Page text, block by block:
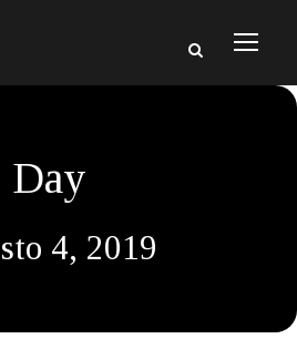
Day
4, 2019